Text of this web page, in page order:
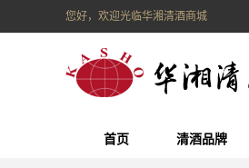
您好，欢迎光临华湘清酒商城
首页 清酒品牌